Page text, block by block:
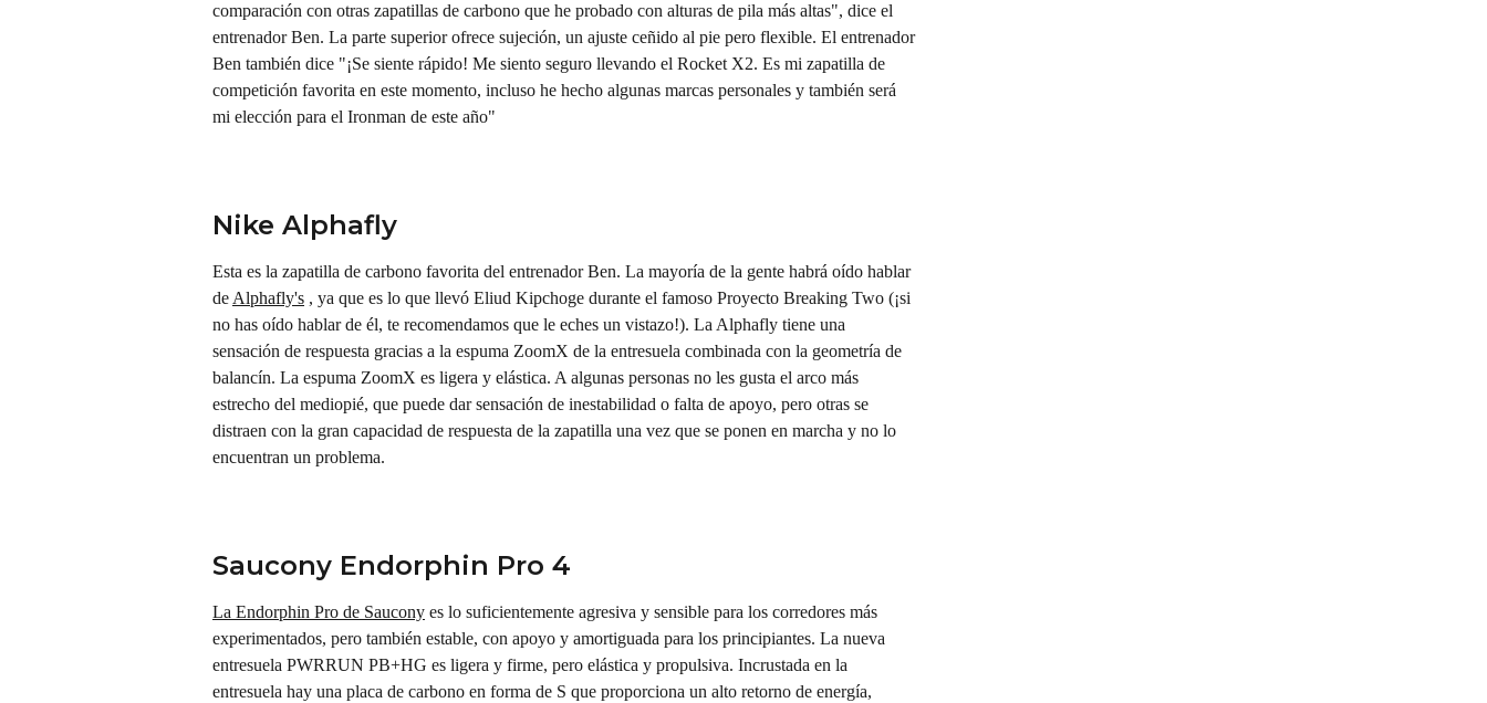
comparación con otras zapatillas de carbono que he probado con alturas de pila más altas", dice el
entrenador Ben. La parte superior ofrece sujeción, un ajuste ceñido al pie pero flexible. El entrenador
Ben también dice "¡Se siente rápido! Me siento seguro llevando el Rocket X2. Es mi zapatilla de
competición favorita en este momento, incluso he hecho algunas marcas personales y también será
mi elección para el Ironman de este año"
Nike Alphafly
Esta es la zapatilla de carbono favorita del entrenador Ben. La mayoría de la gente habrá oído hablar
de Alphafly's , ya que es lo que llevó Eliud Kipchoge durante el famoso Proyecto Breaking Two (¡si
no has oído hablar de él, te recomendamos que le eches un vistazo!). La Alphafly tiene una
sensación de respuesta gracias a la espuma ZoomX de la entresuela combinada con la geometría de
balancín. La espuma ZoomX es ligera y elástica. A algunas personas no les gusta el arco más
estrecho del mediopié, que puede dar sensación de inestabilidad o falta de apoyo, pero otras se
distraen con la gran capacidad de respuesta de la zapatilla una vez que se ponen en marcha y no lo
encuentran un problema.
Saucony Endorphin Pro 4
La Endorphin Pro de Saucony es lo suficientemente agresiva y sensible para los corredores más
experimentados, pero también estable, con apoyo y amortiguada para los principiantes. La nueva
entresuela PWRRUN PB+HG es ligera y firme, pero elástica y propulsiva. Incrustada en la
entresuela hay una placa de carbono en forma de S que proporciona un alto retorno de energía,